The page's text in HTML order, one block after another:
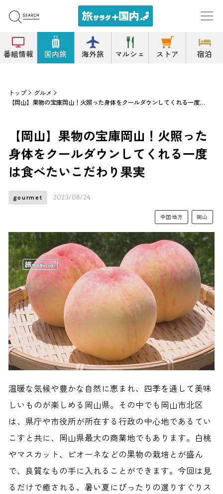
番組情報 国内旅 海外旅 マルシェ ストア 宿泊
トップ
グルメ
【岡山】果物の宝庫岡山！火照った身体をクールダウンしてくれる一度は食べたいこだわり果実
【岡山】果物の宝庫岡山！火照った
身体をクールダウンしてくれる一度
は食べたいこだわり果実
gourmet 2023/08/24
中国地方 岡山
温暖な気候や豊かな自然に恵まれ、四季を通して美味
しいものが楽しめる岡山県。その中でも岡山市北区
は、県庁や市役所が所在する行政の中心地であるてい
こすと共に、岡山県最大の商業地でもあります。白桃
やマスカット、ピオーネなどの果物の栽培とが盛ん
で、良質なもの手に入れることができます。今回は見
るだけで癒される、暑い夏にぴったりの選りすぐりス